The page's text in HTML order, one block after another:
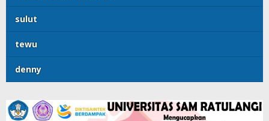
sulut
tewu
denny